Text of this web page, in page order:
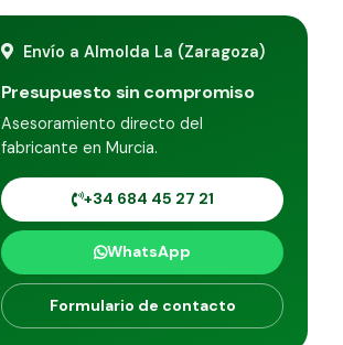
Envío a Almolda La (Zaragoza)
Presupuesto sin compromiso
Asesoramiento directo del
fabricante en Murcia.
+34 684 45 27 21
WhatsApp
Formulario de contacto